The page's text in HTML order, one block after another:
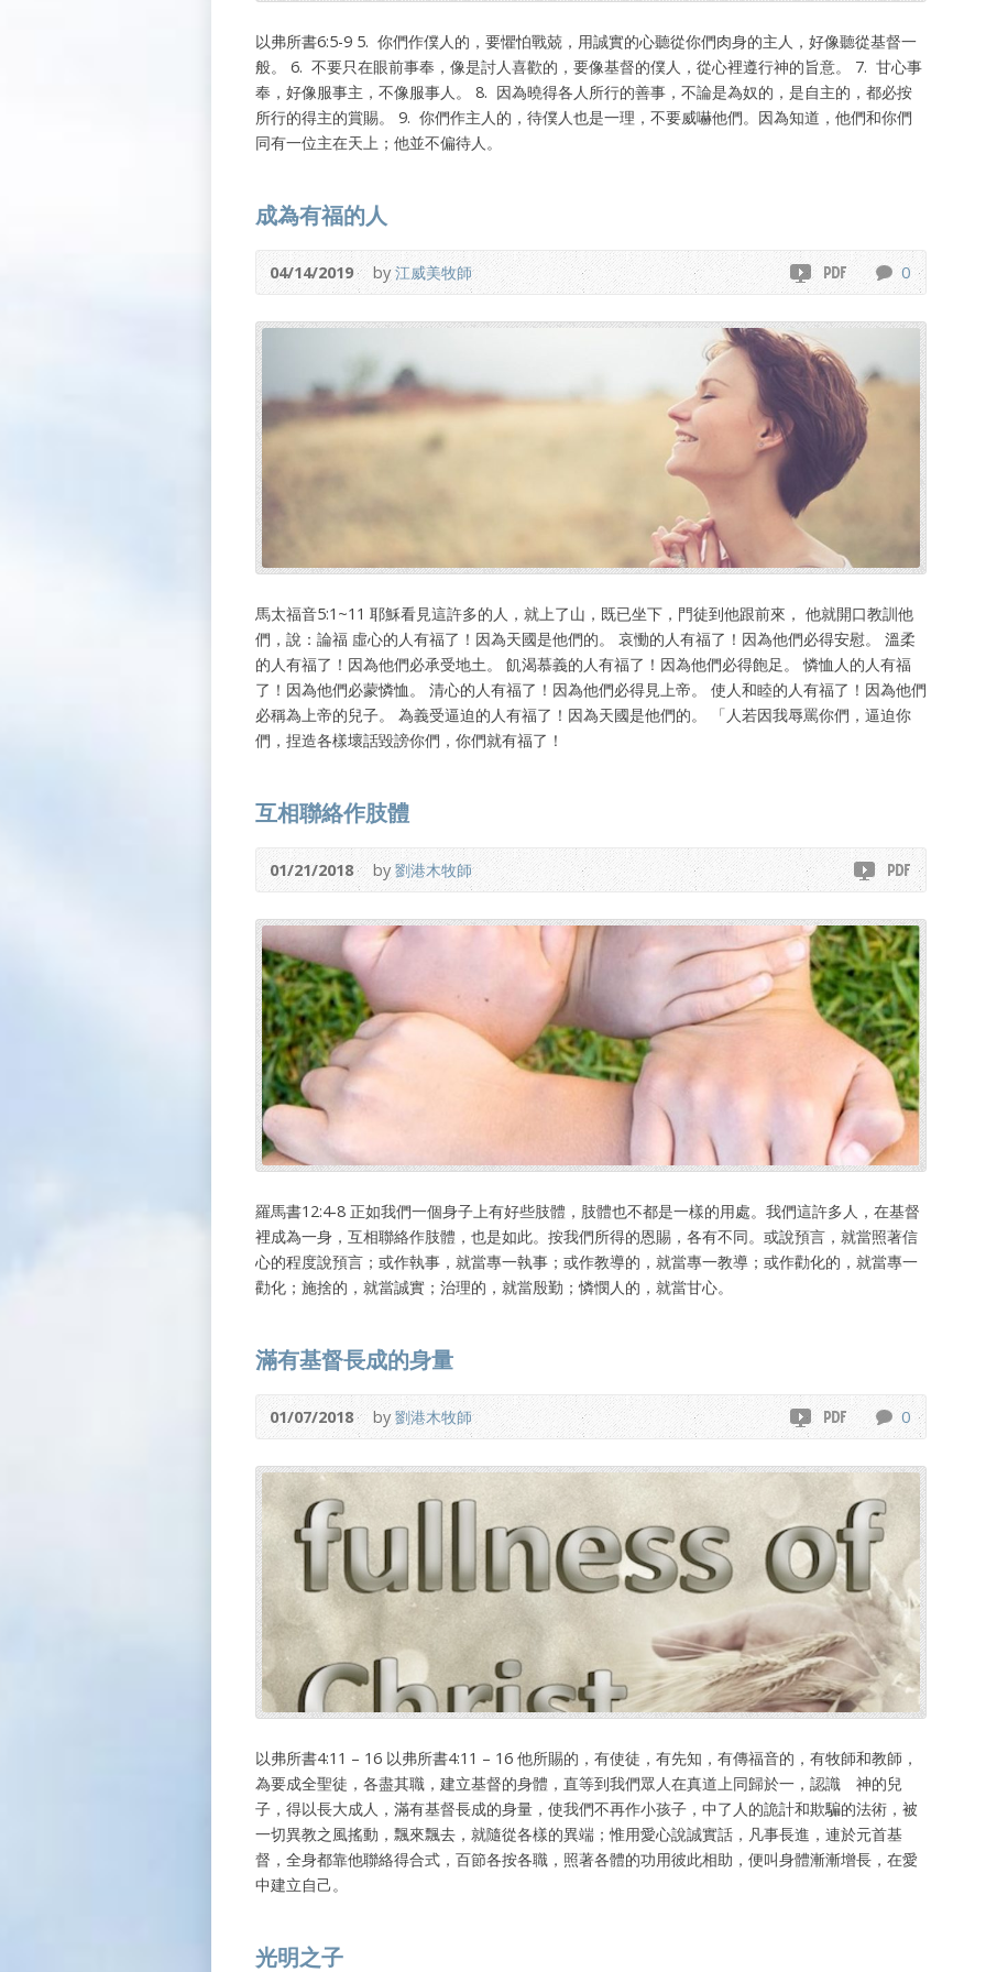
以弗所書6:5-9 5. 你們作僕人的，要懼怕戰兢，用誠實的心聽從你們肉身的主人，好像聽從基督一
般。 6. 不要只在眼前事奉，像是討人喜歡的，要像基督的僕人，從心裡遵行神的旨意。 7. 甘心事
奉，好像服事主，不像服事人。 8. 因為曉得各人所行的善事，不論是為奴的，是自主的，都必按
所行的得主的賞賜。 9. 你們作主人的，待僕人也是一理，不要威嚇他們。因為知道，他們和你們
同有一位主在天上；他並不偏待人。
成為有福的人
04/14/2019 by江威美牧師 0
馬太福音5:1~11 耶穌看見這許多的人，就上了山，既已坐下，門徒到他跟前來， 他就開口教訓他
們，說：論福 虛心的人有福了！因為天國是他們的。 哀慟的人有福了！因為他們必得安慰。 溫柔
的人有福了！因為他們必承受地土。 飢渴慕義的人有福了！因為他們必得飽足。 憐恤人的人有福
了！因為他們必蒙憐恤。 清心的人有福了！因為他們必得見上帝。 使人和睦的人有福了！因為他們
必稱為上帝的兒子。 為義受逼迫的人有福了！因為天國是他們的。 「人若因我辱罵你們，逼迫你
們，捏造各樣壞話毀謗你們，你們就有福了！
互相聯絡作肢體
01/21/2018 by劉港木牧師
羅馬書12:4-8 正如我們一個身子上有好些肢體，肢體也不都是一樣的用處。我們這許多人，在基督
裡成為一身，互相聯絡作肢體，也是如此。按我們所得的恩賜，各有不同。或說預言，就當照著信
心的程度說預言；或作執事，就當專一執事；或作教導的，就當專一教導；或作勸化的，就當專一
勸化；施捨的，就當誠實；治理的，就當殷勤；憐憫人的，就當甘心。
滿有基督長成的身量
01/07/2018 by劉港木牧師 0
以弗所書4:11 – 16 以弗所書4:11 – 16 他所賜的，有使徒，有先知，有傳福音的，有牧師和教師，
為要成全聖徒，各盡其職，建立基督的身體，直等到我們眾人在真道上同歸於一，認識 神的兒
子，得以長大成人，滿有基督長成的身量，使我們不再作小孩子，中了人的詭計和欺騙的法術，被
一切異教之風搖動，飄來飄去，就隨從各樣的異端；惟用愛心說誠實話，凡事長進，連於元首基
督，全身都靠他聯絡得合式，百節各按各職，照著各體的功用彼此相助，便叫身體漸漸增長，在愛
中建立自己。
光明之子